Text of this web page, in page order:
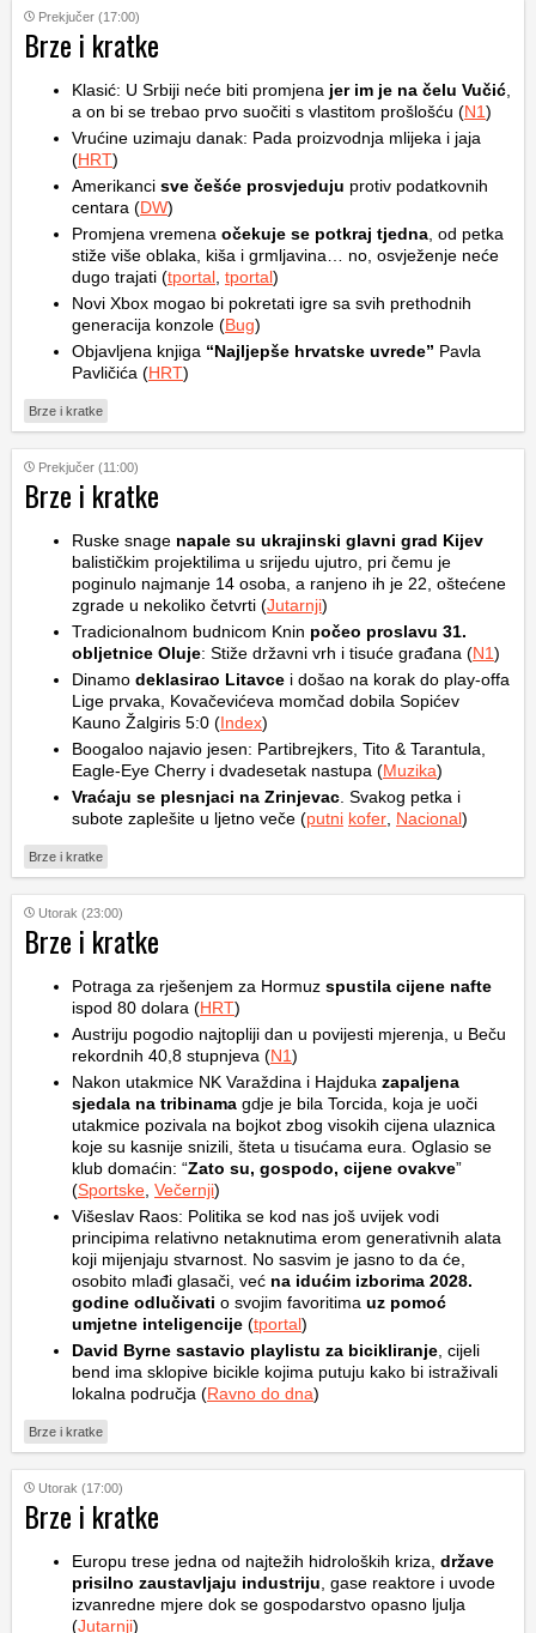
Prekjučer (17:00)
Brze i kratke
Klasić: U Srbiji neće biti promjena jer im je na čelu Vučić
a on bi se trebao prvo suočiti s vlastitom prošlošću (N1)
Vrućine uzimaju danak: Pada proizvodnja mlijeka i jaja
(HRT)
Amerikanci sve češće prosvjeduju protiv podatkovnih
centara (DW)
Promjena vremena očekuje se potkraj tjedna , od petka
stiže više oblaka, kiša i grmljavina… no, osvježenje neće
dugo trajati (tportal tportal)
Novi Xbox mogao bi pokretati igre sa svih prethodnih
generacija konzole (Bug)
Objavljena knjiga “Najljepše hrvatske uvrede” Pavla
Pavličića (HRT)
Brze i kratke
Prekjučer (11:00)
Brze i kratke
Ruske snage napale su ukrajinski glavni grad Kijev
balističkim projektilima u srijedu ujutro, pri čemu je
poginulo najmanje 14 osoba, a ranjeno ih je 22, oštećene
zgrade u nekoliko četvrti (Jutarnji)
Tradicionalnom budnicom Knin počeo proslavu 31.
obljetnice Oluje: Stiže državni vrh i tisuće građana (N1)
Dinamo deklasirao Litavce i došao na korak do play-offa
Lige prvaka, Kovačevićeva momčad dobila Sopićev
Kauno Žalgiris 5:0 (Index)
Boogaloo najavio jesen: Partibrejkers, Tito & Tarantula,
Eagle-Eye Cherry i dvadesetak nastupa (Muzika)
Vraćaju se plesnjaci na Zrinjevac . Svakog petka i
subote zaplešite u ljetno veče (putni kofer Nacional)
Brze i kratke
Utorak (23:00)
Brze i kratke
Potraga za rješenjem za Hormuz spustila cijene nafte
ispod 80 dolara (HRT)
Austriju pogodio najtopliji dan u povijesti mjerenja, u Beču
rekordnih 40,8 stupnjeva (N1)
Nakon utakmice NK Varaždina i Hajduka zapaljena
sjedala na tribinama gdje je bila Torcida, koja je uoči
utakmice pozivala na bojkot zbog visokih cijena ulaznica
koje su kasnije snizili, šteta u tisućama eura. Oglasio se
klub domaćin: “Zato su, gospodo, cijene ovakve”
(Sportske Večernji)
Višeslav Raos: Politika se kod nas još uvijek vodi
principima relativno netaknutima erom generativnih alata
koji mijenjaju stvarnost. No sasvim je jasno to da će,
osobito mlađi glasači, već na idućim izborima 2028.
godine odlučivati o svojim favoritima uz pomoć
umjetne inteligencije (tportal)
David Byrne sastavio playlistu za bicikliranje , cijeli
bend ima sklopive bicikle kojima putuju kako bi istraživali
lokalna područja (Ravno do dna)
Brze i kratke
Utorak (17:00)
Brze i kratke
Europu trese jedna od najtežih hidroloških kriza, države
prisilno zaustavljaju industriju , gase reaktore i uvode
izvanredne mjere dok se gospodarstvo opasno ljulja
(Jutarnji)